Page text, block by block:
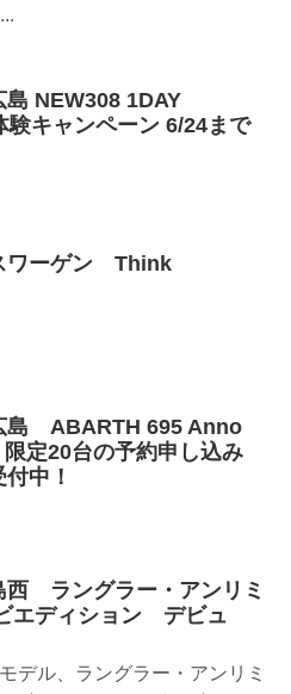
島 NEW308 1DAY
験キャンペーン 6/24まで
ワーゲン Think
島 ABARTH 695 Anno
定20台の予約申し込み
付中！
西 ラングラー・アンリミ
エディション デビュ
デル、ラングラー・アンリミ